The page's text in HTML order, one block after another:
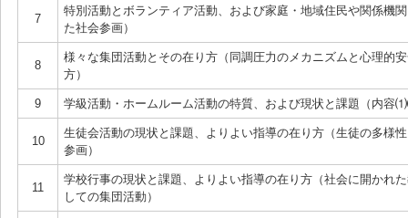
7
特別活動とボランティア活動、および家庭・地域住民や関係機
た社会参画）
8
様々な集団活動とその在り方（同調圧力のメカニズムと心理的
方）
9 学級活動・ホームルーム活動の特質、および現状と課題（内
10
生徒会活動の現状と課題、よりよい指導の在り方（生徒の多様
参画）
11
学校行事の現状と課題、よりよい指導の在り方（社会に開かれ
しての集団活動）